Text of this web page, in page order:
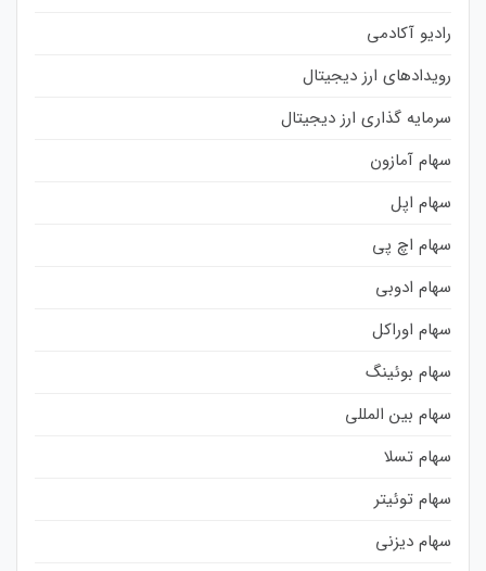
رادیو آکادمی
رویدادهای ارز دیجیتال
سرمایه گذاری ارز دیجیتال
سهام آمازون
سهام اپل
سهام اچ پی
سهام ادوبی
سهام اوراکل
سهام بوئینگ
سهام بین المللی
سهام تسلا
سهام توئیتر
سهام دیزنی